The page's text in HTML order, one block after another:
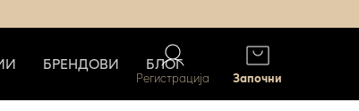
БРЕНДОВИ БЛОГ
Регистрација Започни